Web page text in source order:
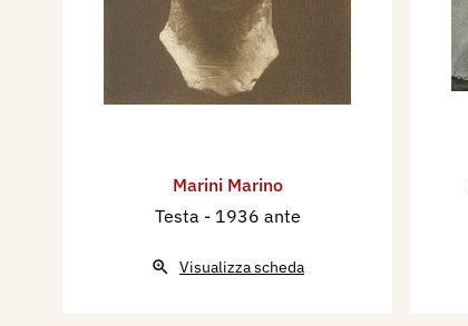
Marini Marino
Testa - 1936 ante
Visualizza scheda